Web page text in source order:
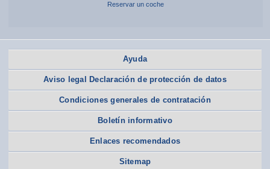
Reservar un coche
Ayuda
Aviso legal Declaración de protección de datos
Condiciones generales de contratación
Boletín informativo
Enlaces recomendados
Sitemap